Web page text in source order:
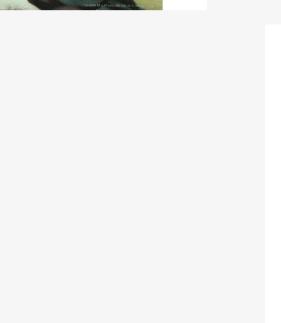
Das Magazin